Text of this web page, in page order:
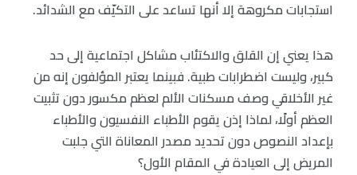
استجابات مكروهة إلا أنها تساعد على التكيّف مع الشدائد.
هذا يعني إن القلق والاكتئاب مشاكل اجتماعية إلى حد
كبير، وليست اضطرابات طبية. فبينما يعتبر المؤلفون إنه من
غير الأخلاقي وصف مسكنات الألم لعظم مكسور دون تثبيت
العظم أولًا، لماذا إذن يقوم الأطباء النفسيون والأطباء
بإعداد النصوص دون تحديد مصدر المعاناة التي جلبت
المريض إلى العيادة في المقام الأول؟